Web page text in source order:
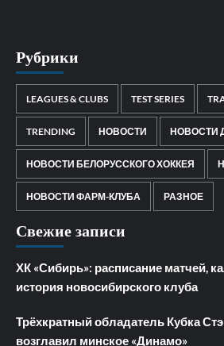
Рубрики
LEAGUES & CLUBS TEST SERIES
TRENDING НОВОСТИ НОВОСТИ
НОВОСТИ БЕЛОРУССКОГО ХОККЕЯ
НОВОСТИ ФАРМ-КЛУБА РАЗНОЕ
Свежие записи
ХК «Сибирь»: расписание матчей,
история новосибирского клуба
Трёхкратный обладатель Кубка
возглавил минское «Динамо»